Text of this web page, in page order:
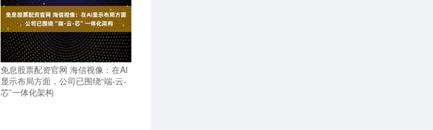
免息股票配资官网 海信视像：在AI
显示布局方面，公司已围绕“端-云-
芯”一体化架构